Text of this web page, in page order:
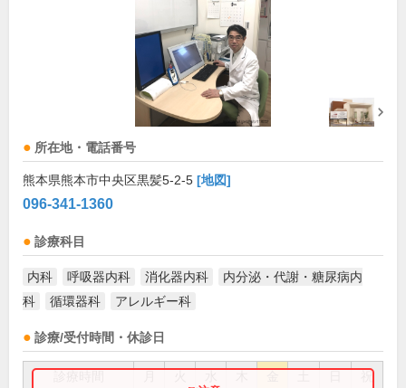
所在地・電話番号
熊本県熊本市中央区黒髪5-2-5 [地図]
096-341-1360
診療科目
内科 呼吸器内科 消化器内科
内分泌・代謝・糖尿病内
科
循環器科 アレルギー科
診療/受付時間・休診日
祝